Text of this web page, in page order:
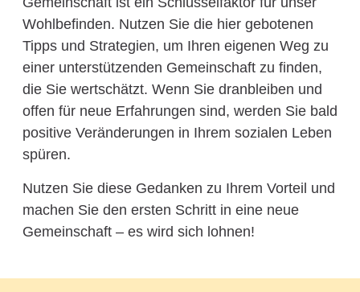
Wohlbefinden. Nutzen Sie die hier gebotenen
Tipps und Strategien, um Ihren eigenen Weg zu
einer unterstützenden Gemeinschaft zu finden,
die Sie wertschätzt. Wenn Sie dranbleiben und
offen für neue Erfahrungen sind, werden Sie bald
positive Veränderungen in Ihrem sozialen Leben
spüren.
Nutzen Sie diese Gedanken zu Ihrem Vorteil und
machen Sie den ersten Schritt in eine neue
Gemeinschaft – es wird sich lohnen!